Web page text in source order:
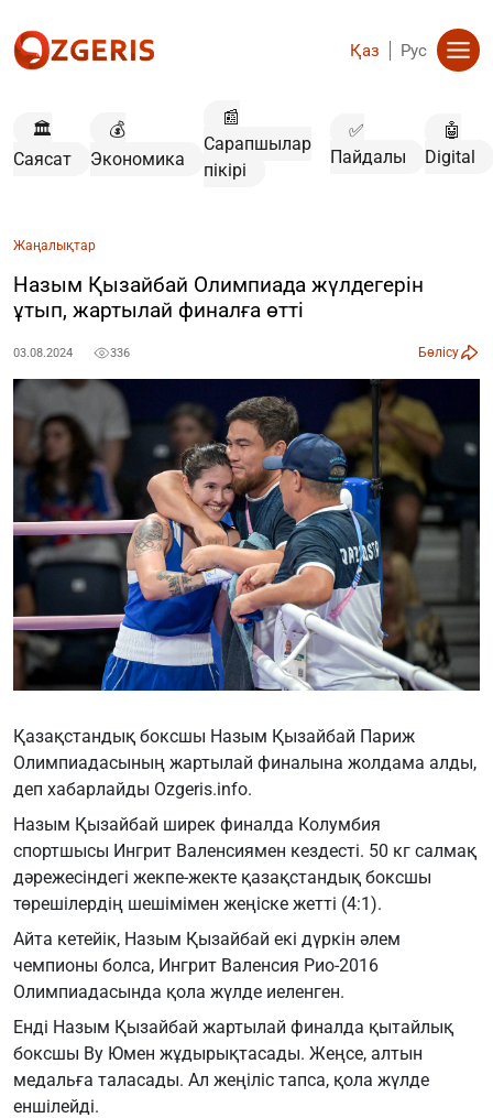
Қаз Рус
🏛️
Саясат
💰
Экономика
📰
Сарапшылар
пікірі
✅
Пайдалы
🤖
Digital
Жаңалықтар
Назым Қызайбай Олимпиада жүлдегерін
ұтып, жартылай финалға өтті
03.08.2024 336 Бөлісу
Қазақстандық боксшы Назым Қызайбай Париж
Олимпиадасының жартылай финалына жолдама алды,
деп хабарлайды Ozgeris.info.
Назым Қызайбай ширек финалда Колумбия
спортшысы Ингрит Валенсиямен кездесті. 50 кг салмақ
дәрежесіндегі жекпе-жекте қазақстандық боксшы
төрешілердің шешімімен жеңіске жетті (4:1).
Айта кетейік, Назым Қызайбай екі дүркін әлем
чемпионы болса, Ингрит Валенсия Рио-2016
Олимпиадасында қола жүлде иеленген.
Енді Назым Қызайбай жартылай финалда қытайлық
боксшы Ву Юмен жұдырықтасады. Жеңсе, алтын
медальға таласады. Ал жеңіліс тапса, қола жүлде
еншілейді.